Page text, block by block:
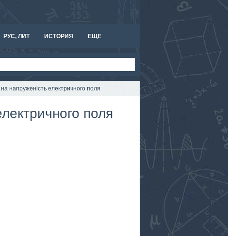
РУС, ЛИТ ИСТОРИЯ ЕЩЁ
напруженість електричного поля
поля